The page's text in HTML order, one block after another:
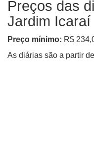
Preços das
Jardim Icaraí
Preço mínimo: R$
As diárias são a partir de